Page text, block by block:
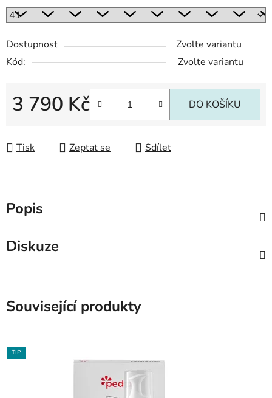
Dostupnost
Zvolte variantu
Kód:
Zvolte variantu
3 790 Kč DO KOŠÍKU
Tisk Zeptat se Sdílet
Popis
Diskuze
Související produkty
TIP